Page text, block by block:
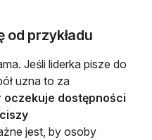
przykładu
Jeśli liderka pisze do
uzna to za
oczekuje dostępności
jest, by osoby